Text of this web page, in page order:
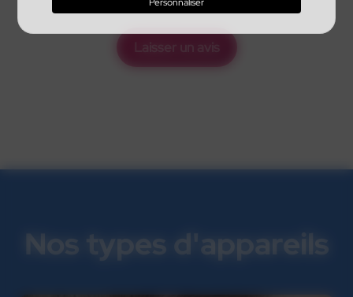
Laisser un avis
Nos types d'appareils